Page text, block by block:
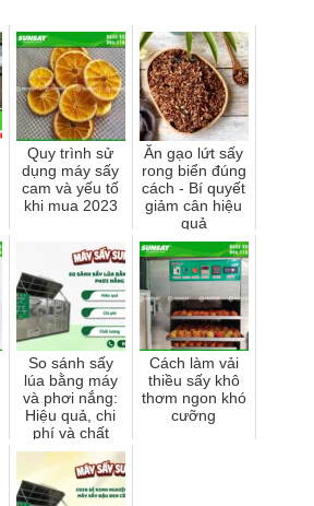
Quy trình sử
dụng máy sấy
cam và yếu tố
khi mua 2023
Ăn gạo lứt sấy
rong biển đúng
cách - Bí quyết
giảm cân hiệu
quả
So sánh sấy
lúa bằng máy
và phơi nắng:
Hiệu quả, chi
phí và chất
lượng
Cách làm vải
thiều sấy khô
thơm ngon khó
cưỡng